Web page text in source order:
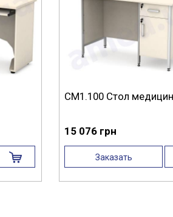
СМ1.100 Стол
15 076 грн
Заказать